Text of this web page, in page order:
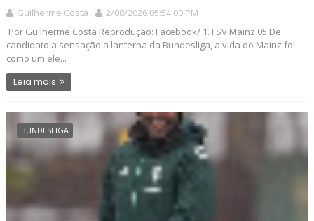
Guilherme Costa
2/08/2026 05:54:00 PM
Por Guilherme Costa Reprodução: Facebook/ 1. FSV Mainz 05 De
candidato a sensação a lanterna da Bundesliga, a vida do Mainz foi
como um ele...
Leia mais
BUNDESLIGA